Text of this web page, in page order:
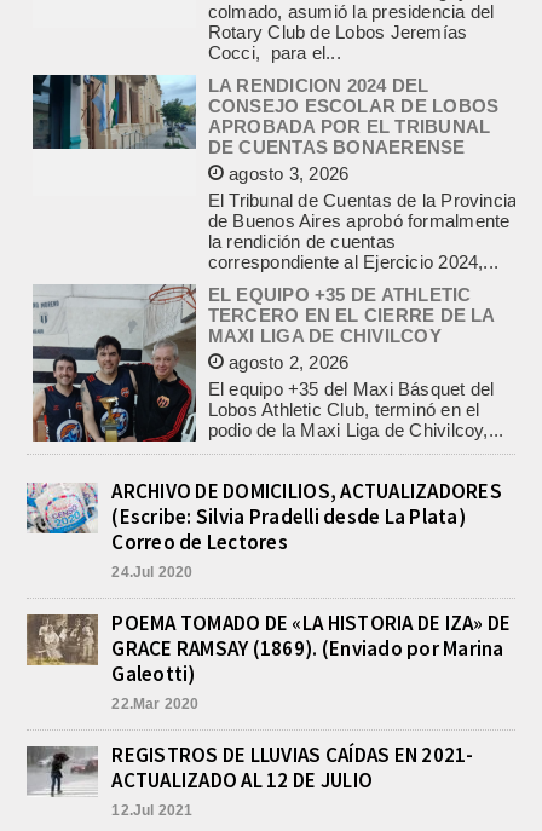
LA RENDICION 2024 DEL
CONSEJO ESCOLAR DE LOBOS
APROBADA POR EL TRIBUNAL
DE CUENTAS BONAERENSE
agosto 3, 2026
El Tribunal de Cuentas de la Provincia
de Buenos Aires aprobó formalmente
la rendición de cuentas
correspondiente al Ejercicio 2024,...
EL EQUIPO +35 DE ATHLETIC
TERCERO EN EL CIERRE DE LA
MAXI LIGA DE CHIVILCOY
agosto 2, 2026
El equipo +35 del Maxi Básquet del
Lobos Athletic Club, terminó en el
podio de la Maxi Liga de Chivilcoy,...
INFORME DE DEFENSA CIVIL
LOBOS, COLABORACION EN LA
BUSQUEDA DE UNA PERSONA EN
EL ARROYO SALADILLO
agosto 5, 2026
En las primeras horas de la tarde del
martes, el Intendente Jorge
Etcheverry recibió, por parte de su
CHOQUE DE UN AUTO Y UN
CAMION EN LA RUTA 205
Chevrolet Prisma, patente AB045CG,
y un camión Mercedes Benz,...
ARCHIVO DE DOMICILIOS, ACTUALIZADORES
(Escribe: Silvia Pradelli desde La Plata)
Correo de Lectores
24.Jul 2020
POEMA TOMADO DE «LA HISTORIA DE IZA» DE
GRACE RAMSAY (1869). (Enviado por Marina
Galeotti)
22.Mar 2020
REGISTROS DE LLUVIAS CAÍDAS EN 2021-
ACTUALIZADO AL 12 DE JULIO
12.Jul 2021